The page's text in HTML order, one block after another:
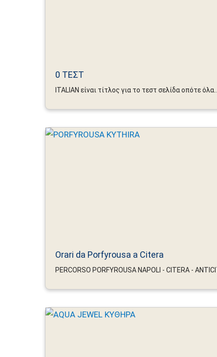
0 ΤΕΣΤ
ITALIAN είναι τίτλος για το τεστ σελίδα οπότε όλα...
Orari da Porfyrousa a Citera
PERCORSO PORFYROUSA NAPOLI - CITERA -